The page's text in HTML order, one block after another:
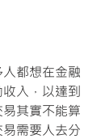
人都想在金融
入，以達到
其實不能算
需要人去分